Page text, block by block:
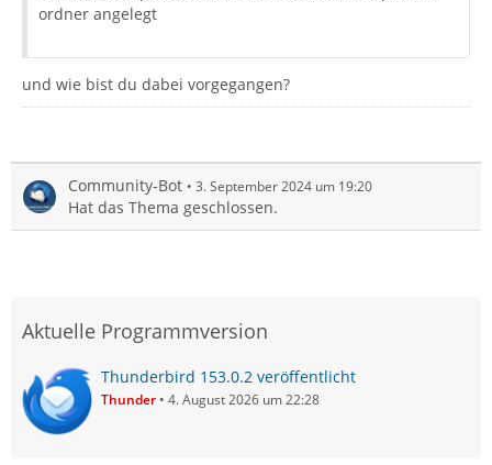
ordner angelegt
und wie bist du dabei vorgegangen?
Community-Bot 3. September 2024 um 19:20
Hat das Thema geschlossen.
Aktuelle Programmversion
Thunderbird 153.0.2 veröffentlicht
Thunder 4. August 2026 um 22:28